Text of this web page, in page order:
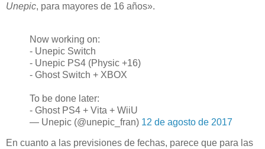
Unepic, para mayores de 16 años».
Now working on:
- Unepic Switch
- Unepic PS4 (Physic +16)
- Ghost Switch + XBOX
To be done later:
- Ghost PS4 + Vita + WiiU
— Unepic (@unepic_fran) 12 de agosto de 2017
En cuanto a las previsiones de fechas, parece que para las